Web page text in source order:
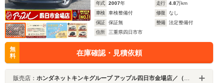
年式 2007年 走行 4.8万km
車検
車検整備付 修復
なし
保証
保証無 整備
法定整備付
住所
三重県四日市市
無
料
在庫確認・見積依頼
販売店： ホンダネットキンキグループ アップル四日市金場店／（株）シマダオート商事